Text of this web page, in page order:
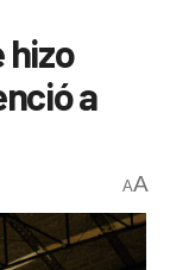
hizo
a
AA